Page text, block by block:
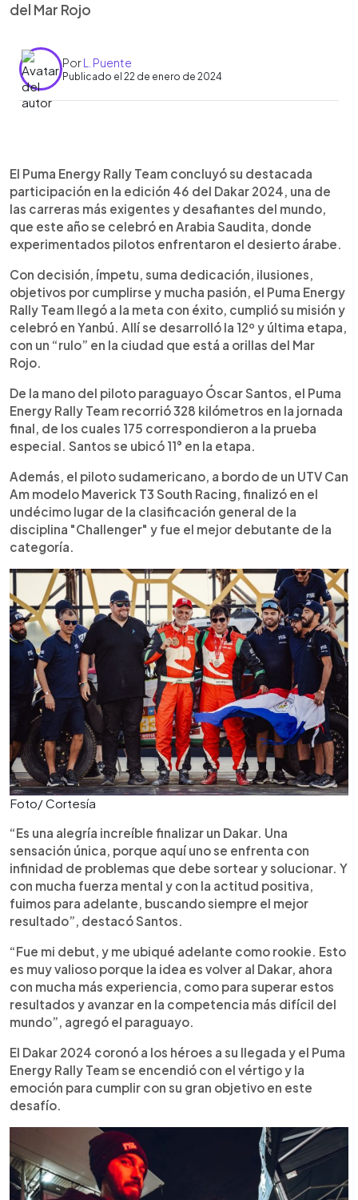
del Mar Rojo
PorL. Puente
Publicado el 22 de enero de 2024
► Escuchar artículo
El Puma Energy Rally Team concluyó su destacada
participación en la edición 46 del Dakar 2024, una de
las carreras más exigentes y desafiantes del mundo,
que este año se celebró en Arabia Saudita, donde
experimentados pilotos enfrentaron el desierto árabe.
Con decisión, ímpetu, suma dedicación, ilusiones,
objetivos por cumplirse y mucha pasión, el Puma Energy
Rally Team llegó a la meta con éxito, cumplió su misión y
celebró en Yanbú. Allí se desarrolló la 12º y última etapa,
con un “rulo” en la ciudad que está a orillas del Mar
Rojo.
De la mano del piloto paraguayo Óscar Santos, el Puma
Energy Rally Team recorrió 328 kilómetros en la jornada
final, de los cuales 175 correspondieron a la prueba
especial. Santos se ubicó 11° en la etapa.
Además, el piloto sudamericano, a bordo de un UTV Can
Am modelo Maverick T3 South Racing, finalizó en el
undécimo lugar de la clasificación general de la
disciplina "Challenger" y fue el mejor debutante de la
categoría.
Foto/ Cortesía
“Es una alegría increíble finalizar un Dakar. Una
sensación única, porque aquí uno se enfrenta con
infinidad de problemas que debe sortear y solucionar. Y
con mucha fuerza mental y con la actitud positiva,
fuimos para adelante, buscando siempre el mejor
resultado”, destacó Santos.
“Fue mi debut, y me ubiqué adelante como rookie. Esto
es muy valioso porque la idea es volver al Dakar, ahora
con mucha más experiencia, como para superar estos
resultados y avanzar en la competencia más difícil del
mundo”, agregó el paraguayo.
El Dakar 2024 coronó a los héroes a su llegada y el Puma
Energy Rally Team se encendió con el vértigo y la
emoción para cumplir con su gran objetivo en este
desafío.